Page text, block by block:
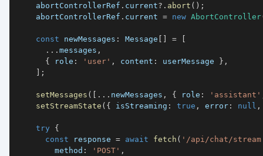
    abortControllerRef
. current?. abort ( ) ;
    abortControllerRef
. current = new AbortController
const newMessages : Message [ ] =
[
... messages ,
{ role : 'user' , content : userMessage } ,
] ;
setMessages ( [ ... newMessages , { role : 'assistant'
setStreamState ( { isStreaming : true , error : null ,
try
{
const response = await fetch ( '/api/chat/
        method
: 'POST' ,